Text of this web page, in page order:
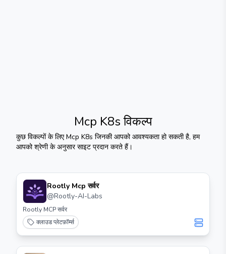
Mcp K8s विकल्प
कुछ विकल्पों के लिएMcp K8s जिनकी आपको आवश्यकता हो सकती है, हम
आपको श्रेणी के अनुसार साइट प्रदान करते हैं।
Rootly Mcp सर्वर
@Rootly-AI-Labs
Rootly MCP सर्वर
क्लाउड प्लेटफ़ॉर्म्स